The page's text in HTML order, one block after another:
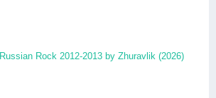
Russian Rock 2012-2013 by Zhuravlik (2026)